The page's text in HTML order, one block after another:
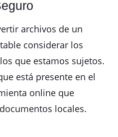
archivos de un
considerar los
que estamos sujetos.
está presente en el
online que
locales.